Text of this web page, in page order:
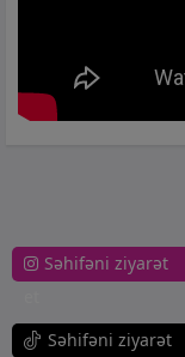
Səhifəni ziyarət
Səhifəni ziyarət